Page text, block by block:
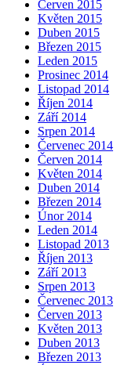
Červen 2015
Květen 2015
Duben 2015
Březen 2015
Leden 2015
Prosinec 2014
Listopad 2014
Říjen 2014
Září 2014
Srpen 2014
Červenec 2014
Červen 2014
Květen 2014
Duben 2014
Březen 2014
Únor 2014
Leden 2014
Listopad 2013
Říjen 2013
Září 2013
Srpen 2013
Červenec 2013
Červen 2013
Květen 2013
Duben 2013
Březen 2013